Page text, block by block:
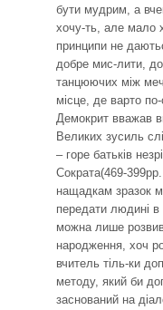
бути мудрим, а
хочу-ть, але мало
принципи не
добре мис-лити,
танцюючих між
місце, де варто
Демокрит вважав
Великих зусиль
– горе батьків
Сократа(469-
нащадкам зразок
передати людині в
можна лише
народження, хоч
вчитель тіль-ки
методу, який би
заснований на